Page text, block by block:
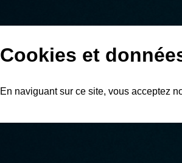
Cookies et
En naviguant sur ce site, vous acceptez